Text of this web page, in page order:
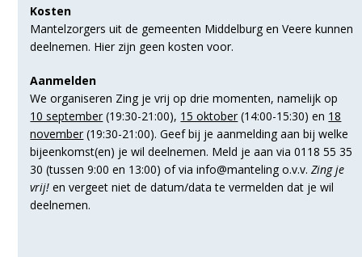
Kosten
Mantelzorgers uit de gemeenten Middelburg en Veere kunnen
deelnemen. Hier zijn geen kosten voor.
Aanmelden
We organiseren Zing je vrij op drie momenten, namelijk op
10 september (19:30-21:00), 15 oktober (14:00-15:30) en 18
november (19:30-21:00). Geef bij je aanmelding aan bij welke
bijeenkomst(en) je wil deelnemen. Meld je aan via 0118 55 35
30 (tussen 9:00 en 13:00) of via info@manteling o.v.v.Zing je
vrij!en vergeet niet de datum/data te vermelden dat je wil
deelnemen.